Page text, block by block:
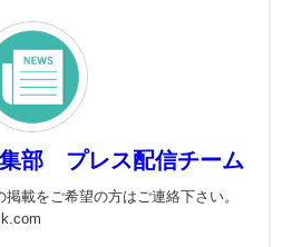
部 プレス配信チーム
載をご希望の方はご連絡下さい。